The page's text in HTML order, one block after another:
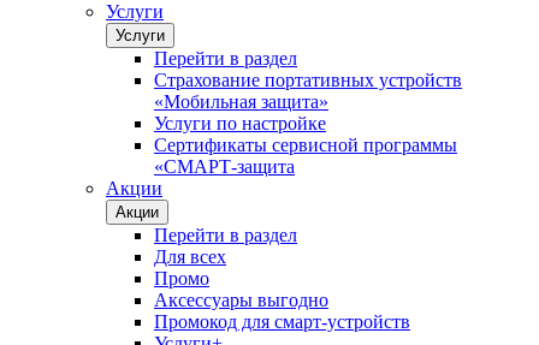
Услуги
Услуги
Перейти в раздел
Страхование портативных устройств
«Мобильная защита»
Услуги по настройке
Сертификаты сервисной программы
«СМАРТ-защита
Акции
Акции
Перейти в раздел
Для всех
Промо
Аксессуары выгодно
Промокод для смарт-устройств